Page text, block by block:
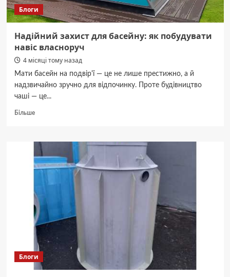
Блоги
Надійний захист для басейну: як побудувати
навіс власноруч
4 місяці тому назад
Мати басейн на подвір'ї — це не лише престижно, а й
надзвичайно зручно для відпочинку. Проте будівництво
чаші — це...
БільшеДокладніше
захист
для
басейну:
як
власноруч
Блоги